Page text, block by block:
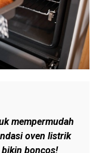
mempermudah
oven listrik
boncos!